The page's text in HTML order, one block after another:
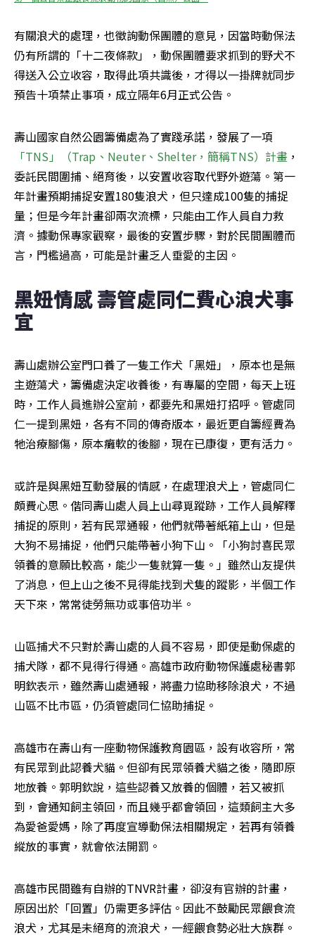
有關浪犬的處理，也徵詢動保團體的意見，因當時動保法
仍有所謂的「十二夜條款」，動保團體要求抓到的野犬不
得送入公立收容，取得此項共識後，才得以一掛牌就同步
預告十項禁止事項，成立隔年6月正式公告。
壽山國家自然公園籌備處為了實踐承諾，發展了一項
「TNS」（Trap、Neuter、Shelter，簡稱TNS）計畫 ，
委託民間圍捕、絕育後，以安置收容取代野外遊蕩。第一
年計畫預期捕捉安置180隻浪犬，但只達成100隻的捕捉
量；但是今年計畫卻兩次流標，只能由工作人員自力救
濟。據動保專家觀察，最後的安置步驟，對於民間團體而
言，門檻過高，可能是計畫乏人垂愛的主因。
黑妞情感 壽管處同仁費心浪犬事
宜
壽山處辦公室門口養了一隻工作犬「黑妞」，原本也是無
主遊蕩犬，籌備處決定收養後，有專屬的空間，每天上班
時，工作人員進辦公室前，都要先和黑妞打招呼。管處同
仁一提到黑妞，各有不同的傳奇版本，最近更自籌經費為
牠治療腳傷，原本癱軟的後腳，現在已康復，更有活力。
或許是與黑妞互動發展的情感，在處理浪犬上，管處同仁
頗費心思。偕同壽山處人員上山尋覓蹤跡，工作人員解釋
捕捉的原則，若有民眾通報，他們就帶著紙箱上山，但是
大狗不易捕捉，他們只能帶著小狗下山。「小狗討喜民眾
領養的意願比較高，能少一隻就算一隻。」雖然山友提供
了消息，但上山之後不見得能找到犬隻的蹤影，半個工作
天下來，常常徒勞無功或事倍功半。
山區捕犬不只對於壽山處的人員不容易，即使是動保處的
捕犬隊，都不見得行得通。高雄市政府動物保護處秘書郭
明欽表示，雖然壽山處通報，將盡力協助移除浪犬，不過
山區不比市區，仍須管處同仁協助捕捉。
高雄市在壽山有一座動物保護教育園區，設有收容所，常
有民眾到此認養犬貓。但卻有民眾領養犬貓之後，隨即原
地放養。郭明欽說，這些認養又放養的個體，若又被抓
到，會通知飼主領回，而且幾乎都會領回，這類飼主大多
為愛爸愛媽，除了再度宣導動保法相關規定，若再有領養
縱放的事實，就會依法開罰。
高雄市民間雖有自辦的TNVR計畫，卻沒有官辦的計畫，
原因出於「回置」仍需更多評估。因此不鼓勵民眾餵食流
浪犬，尤其是未絕育的流浪犬，一經餵食勢必壯大族群。